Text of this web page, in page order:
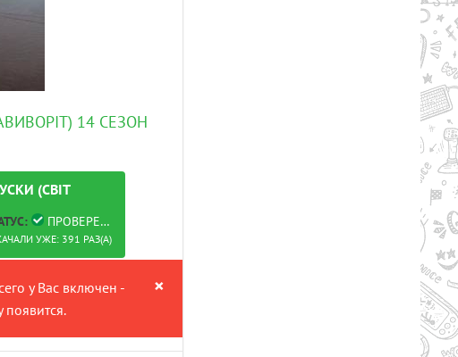
14 СЕЗОН
(СВIТ
ПРОВЕРЕНО
УЖЕ: 391 РАЗ(А)
×
у Вас включен -
появится.